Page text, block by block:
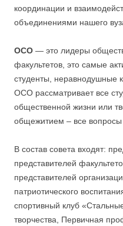
координации и
объединениями нашего
ОСО — это лидеры
факультетов, это самые
студенты, неравнодушные
ОСО рассматривает все
общественной жизни или
общежитием – все
В состав совета входят:
представителей
представителей
патриотического
спортивный клуб
творчества, Первичная